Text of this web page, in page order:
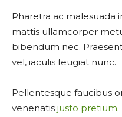
Pharetra ac malesuada
mattis ullamcorper
bibendum nec.
vel, iaculis feugiat nunc.
Pellentesque faucibus
venenatis justo pretium